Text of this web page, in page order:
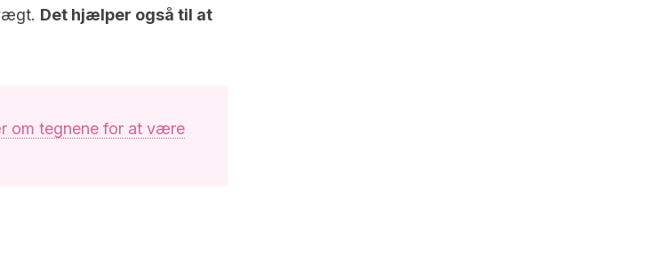
Det hjælper også til at
om tegnene for at være